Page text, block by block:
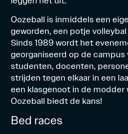
Oozeball is inmiddels een
geworden, een potje
Sinds 1989 wordt het
georganiseerd op de campus
studenten, docenten,
strijden tegen elkaar in een
een klasgenoot in de modder
Oozeball biedt de kans!
Bed races